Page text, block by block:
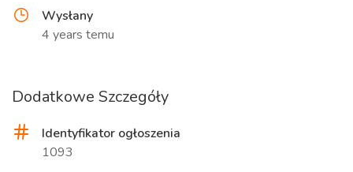
Wysłany
4 years temu
Dodatkowe Szczegóły
Identyfikator ogłoszenia
1093